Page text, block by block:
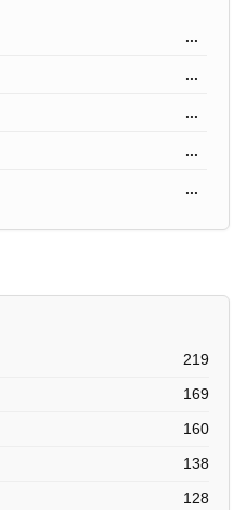
...
...
...
...
...
219
169
160
138
128